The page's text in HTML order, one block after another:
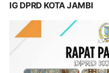
IG DPRD KOTA JAMBI